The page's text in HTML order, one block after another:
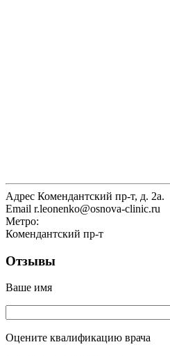
Адрес Комендантский пр-т, д. 2а.
Email r.leonenko@osnova-clinic.ru
Метро:
Комендантский пр-т
Отзывы
Ваше имя
Оцените квалификацию врача